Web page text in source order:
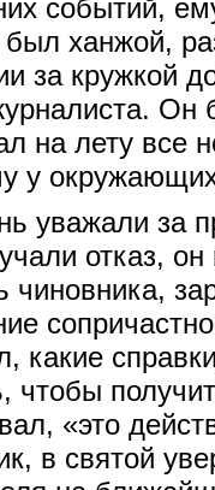
событий,
был ханжой,
за кружкой
Он
на лету все
у
уважали за
отказ,
чиновника,
какие
чтобы
«это
в святой